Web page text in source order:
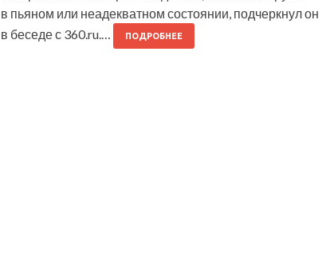
в пьяном или неадекватном состоянии, подчеркнул он
в беседе с 360.ru.…
ПОДРОБНЕЕ